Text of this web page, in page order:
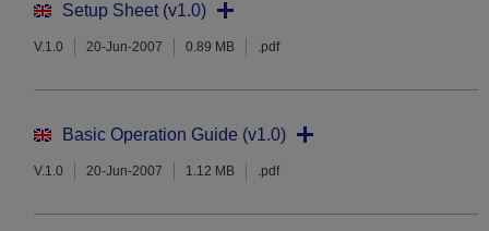
Setup Sheet (v1.0)
V.1.0 20-Jun-2007 0.89 MB .pdf
Basic Operation Guide (v1.0)
V.1.0 20-Jun-2007 1.12 MB .pdf